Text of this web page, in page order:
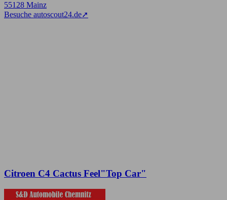
55128 Mainz
Besuche autoscout24.de➚
Citroen C4 Cactus Feel"Top Car"